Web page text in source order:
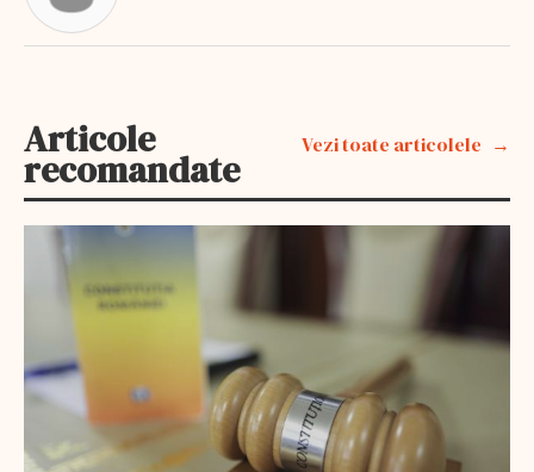
Articole
recomandate
Vezi toate articolele